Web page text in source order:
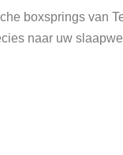
boxsprings van
naar uw